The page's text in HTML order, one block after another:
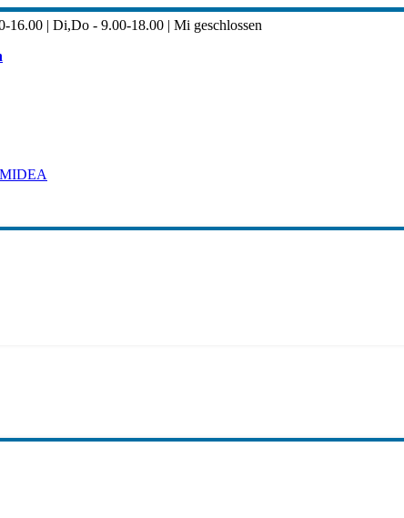
16.00 | Di,Do - 9.00-18.00 | Mi geschlossen